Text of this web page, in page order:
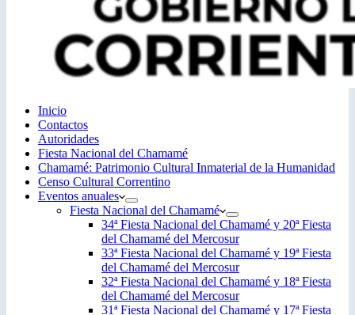
Inicio
Contactos
Autoridades
Fiesta Nacional del Chamamé
Chamamé: Patrimonio Cultural Inmaterial de la Humanidad
Censo Cultural Correntino
Eventos anuales
Fiesta Nacional del Chamamé
34ª Fiesta Nacional del Chamamé y 20ª Fiesta
del Chamamé del Mercosur
33ª Fiesta Nacional del Chamamé y 19ª Fiesta
del Chamamé del Mercosur
32ª Fiesta Nacional del Chamamé y 18ª Fiesta
del Chamamé del Mercosur
31ª Fiesta Nacional del Chamamé y 17ª Fiesta